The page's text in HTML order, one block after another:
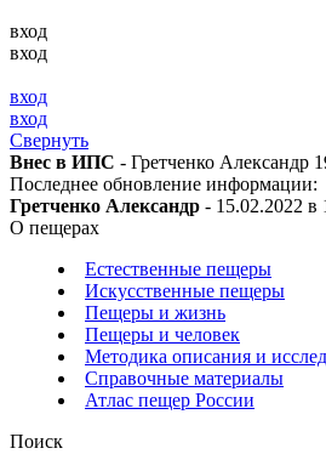
вход
вход
вход
вход
Свернуть
Внес в ИПС - Гретченко Александр
Последнее обновление информации:
Гретченко Александр - 15.02.2022 в
О пещерах
Естественные пещеры
Искусственные пещеры
Пещеры и жизнь
Пещеры и человек
Методика описания и
Справочные материалы
Атлас пещер России
Поиск